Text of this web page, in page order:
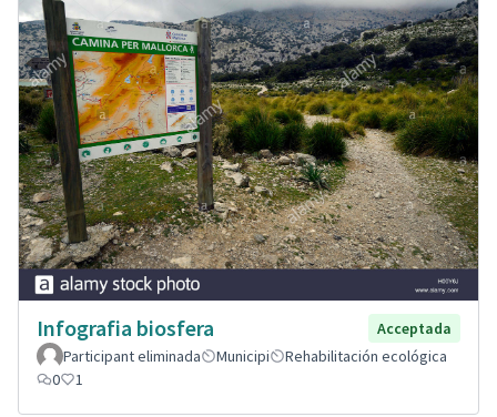
Infografia biosfera
Acceptada
Participant eliminada
Municipi
Rehabilitación ecológica
0
1